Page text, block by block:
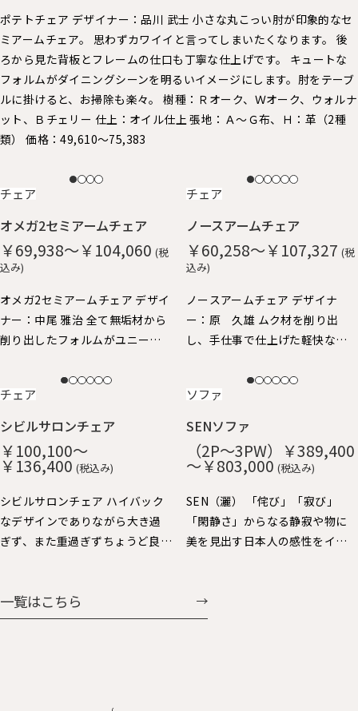
一覧はこちら
ポテトチェア デザイナー：品川 武士 小さな丸こっい肘が印象的なセ
ミアームチェア。 思わずカワイイと言ってしまいたくなります。 後
ろから見た背板とフレームの仕口も丁寧な仕上げです。 キュートな
フォルムがダイニングシーンを明るいイメージにします。 ​肘をテーブ
ルに掛けると、お掃除も楽々。 樹種：Ｒオーク、Ｗオーク、ウォルナ
ット、Ｂチェリー 仕上：オイル仕上 張地：Ａ～Ｇ布、Ｈ：革（2種
類） 価格：49,610～75,383
NEW
チェア
オメガ2セミアームチェア
￥69,938～￥104,060 (税
込み)
オメガ2セミアームチェア デザイ
ナー：中尾 雅治 全て無垢材から
削り出したフォルムがユニーク
りが優しい手触り。ゆったりと
した座り心地。 身体を包み込む
ようなアームと背、肘掛けはや
す。 肘をテーブルに掛ければ、
お掃除も楽々。 樹種：Ｒオー
ク、Ｗオーク、ウォルナット、Ｂ
チェリー 仕上：オイル仕上 張
地：Ａ～Ｇ布、Ｈ：革（2種類）
NEW
チェア
ノースアームチェア
￥60,258～￥107,327 (税
込み)
ノースアームチェア デザイナ
ー：原 久雄 ムク材を削り出
し、手仕事で仕上げた軽快なイ
な手触りと、ギリギリまで細身に
仕上げたフォルムが特徴で、 ア
ーム先端が手にしっくり馴染
み、ずっと触りたくなる心地よ
さです。 貼り込まれた大きなカ
ーブの背と座もゆったりと身体
を受け止めてくれます。 樹種：
Ｒオーク、Ｗオーク、ウォルナッ
ト、Ｂチェリー 仕上：オイル仕
￥107,327
NEW
チェア
シビルサロンチェア
￥100,100～
￥136,400 (税込み)
シビルサロンチェア ハイバック
なデザインでありながら大き過
ぎず、また重過ぎずちょうど良い
連続する美しさと、すっきりとし
た全体フォルムバランスや座り
NEW
ソファ
SENソファ
（2P～3PW）￥389,400
～￥803,000 (税込み)
SEN（灑） 「侘び」「寂び」
「閑静さ」からなる静寂や物に
美を見出す日本人の感性をイン
静かで大らかなスタイルを提案
します。